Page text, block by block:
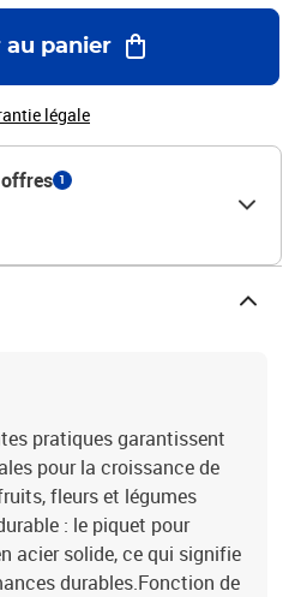
: acierLongueur : 61
livraison contient :20 x piquet
panier
légale
1
pratiques garantissent
pour la croissance de
fleurs et légumes
: le piquet pour
acier solide, ce qui signifie
durables.Fonction de